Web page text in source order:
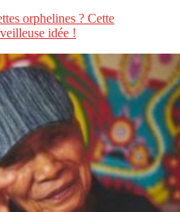
orphelines ? Cette
idée !